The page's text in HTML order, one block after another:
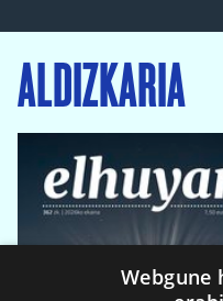
ALDIZKARIA
Webgune